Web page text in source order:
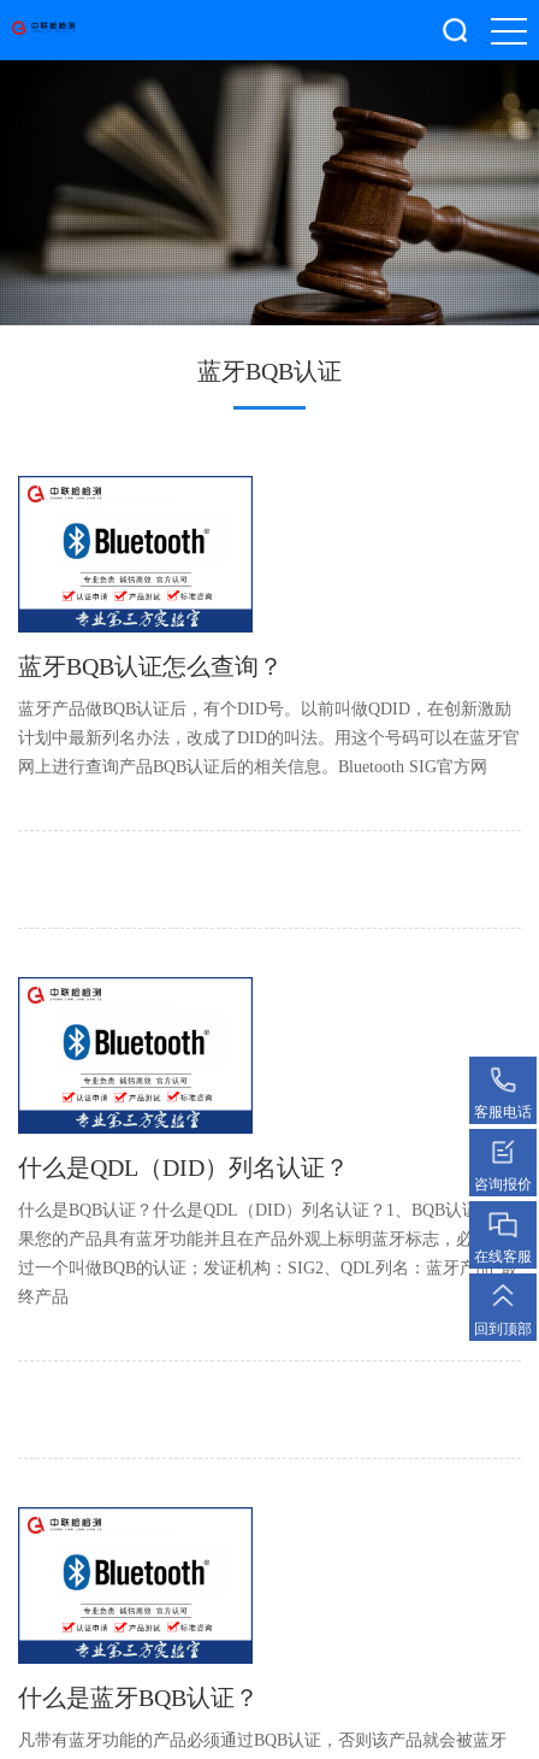
蓝牙BQB认证
蓝牙BQB认证怎么查询？
蓝牙产品做BQB认证后，有个DID号。以前叫做QDID，在创新激励
计划中最新列名办法，改成了DID的叫法。用这个号码可以在蓝牙官
网上进行查询产品BQB认证后的相关信息。Bluetooth SIG官方网
什么是QDL（DID）列名认证？
什么是BQB认证？什么是QDL（DID）列名认证？1、BQB认证：如
果您的产品具有蓝牙功能并且在产品外观上标明蓝牙标志，必须通
过一个叫做BQB的认证；发证机构：SIG2、QDL列名：蓝牙产品“最
终产品
什么是蓝牙BQB认证？
凡带有蓝牙功能的产品必须通过BQB认证，否则该产品就会被蓝牙
客服电话
咨询报价
在线客服
回到顶部